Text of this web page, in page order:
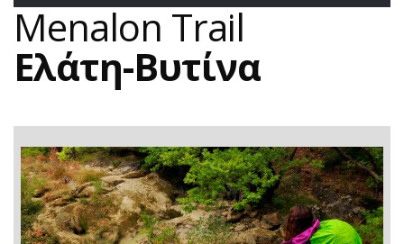
Menalon Trail
Ελάτη-Βυτίνα